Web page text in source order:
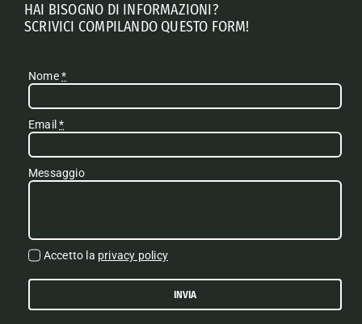
HAI BISOGNO DI INFORMAZIONI?
SCRIVICI COMPILANDO QUESTO FORM!
Nome*
Email*
Messaggio
Accetto la privacy policy
INVIA